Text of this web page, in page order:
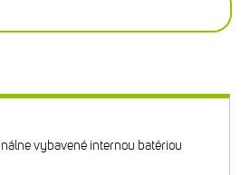
vybavené internou batériou